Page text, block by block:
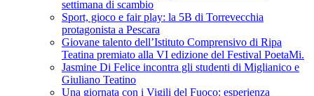
settimana di scambio
Sport, gioco e fair play: la 5B di Torrevecchia
protagonista a Pescara
Giovane talento dell’Istituto Comprensivo di Ripa
Teatina premiato alla VI edizione del Festival PoetaMi.
Jasmine Di Felice incontra gli studenti di Miglianico e
Giuliano Teatino
Una giornata con i Vigili del Fuoco: esperienza